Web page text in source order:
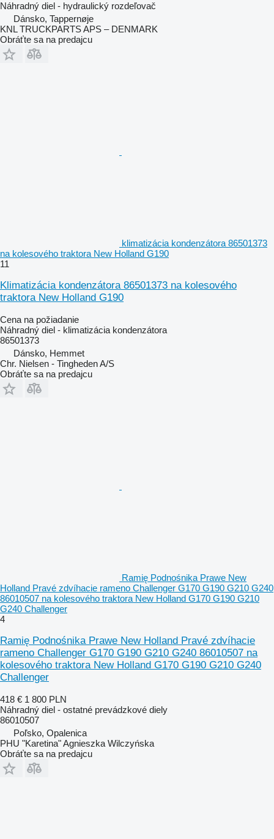
Náhradný diel - hydraulický rozdeľovač
Dánsko, Tappernøje
KNL TRUCKPARTS APS – DENMARK
Obráťte sa na predajcu
klimatizácia kondenzátora 86501373
na kolesového traktora New Holland G190
11
Klimatizácia kondenzátora 86501373 na kolesového
traktora New Holland G190
Cena na požiadanie
Náhradný diel - klimatizácia kondenzátora
86501373
Dánsko, Hemmet
Chr. Nielsen - Tingheden A/S
Obráťte sa na predajcu
Ramię Podnośnika Prawe New
Holland Pravé zdvíhacie rameno Challenger G170 G190 G210 G240
86010507 na kolesového traktora New Holland G170 G190 G210
G240 Challenger
4
Ramię Podnośnika Prawe New Holland Pravé zdvíhacie
rameno Challenger G170 G190 G210 G240 86010507 na
kolesového traktora New Holland G170 G190 G210 G240
Challenger
418 € 1 800 PLN
Náhradný diel - ostatné prevádzkové diely
86010507
Poľsko, Opalenica
PHU "Karetina" Agnieszka Wilczyńska
Obráťte sa na predajcu